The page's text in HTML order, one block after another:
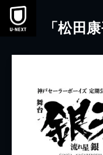
本文へスキップ
「松田